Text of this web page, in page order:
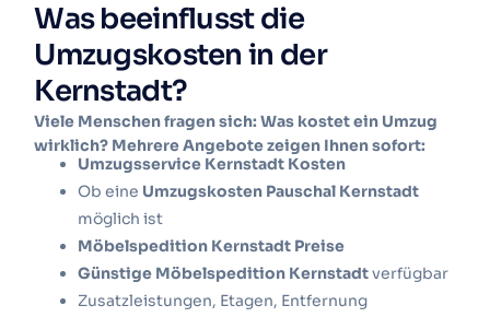
Was beeinflusst die
Umzugskosten in der
Kernstadt?
Viele Menschen fragen sich: Was kostet ein Umzug
wirklich? Mehrere Angebote zeigen Ihnen sofort:
Umzugsservice Kernstadt Kosten
Ob eine Umzugskosten Pauschal Kernstadt
möglich ist
Möbelspedition Kernstadt Preise
Günstige Möbelspedition Kernstadtverfügbar
Zusatzleistungen, Etagen, Entfernung